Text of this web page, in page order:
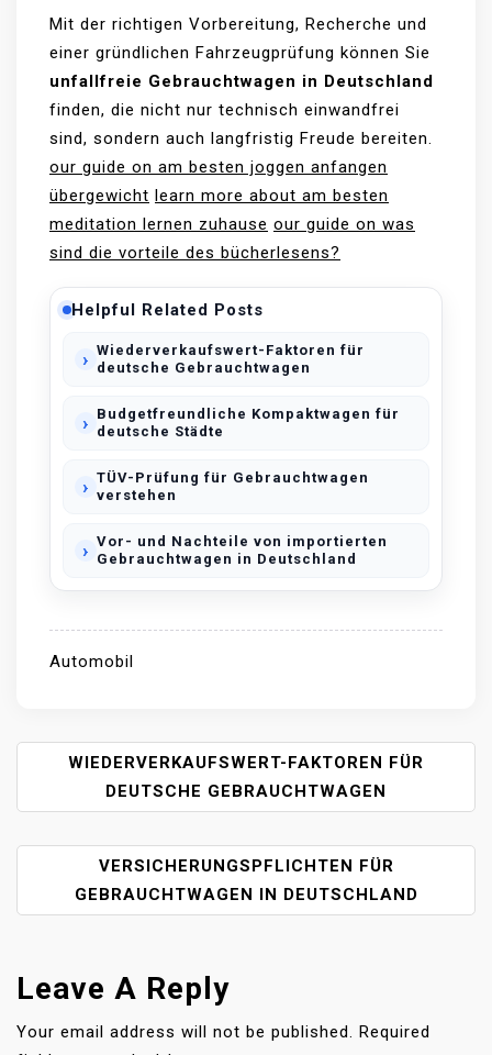
Mit der richtigen Vorbereitung, Recherche und
einer gründlichen Fahrzeugprüfung können Sie
unfallfreie Gebrauchtwagen in Deutschland
finden, die nicht nur technisch einwandfrei
sind, sondern auch langfristig Freude bereiten.
our guide on am besten joggen anfangen
übergewicht learn more about am besten
meditation lernen zuhause our guide on was
sind die vorteile des bücherlesens?
Helpful Related Posts
Wiederverkaufswert-Faktoren für
deutsche Gebrauchtwagen
Budgetfreundliche Kompaktwagen für
deutsche Städte
TÜV-Prüfung für Gebrauchtwagen
verstehen
Vor- und Nachteile von importierten
Gebrauchtwagen in Deutschland
Automobil
S
T
V
G
A
T
WIEDERVERKAUFSWERT-FAKTOREN FÜR
DEUTSCHE GEBRAUCHTWAGEN
VERSICHERUNGSPFLICHTEN FÜR
GEBRAUCHTWAGEN IN DEUTSCHLAND
Leave A Reply
Your email address will not be published.
Required